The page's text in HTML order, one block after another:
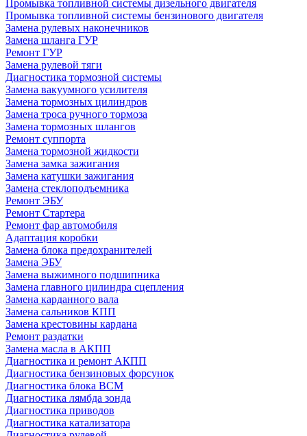
Промывка топливной системы дизельного двигателя
Промывка топливной системы бензинового двигателя
Замена рулевых наконечников
Замена шланга ГУР
Ремонт ГУР
Замена рулевой тяги
Диагностика тормозной системы
Замена вакуумного усилителя
Замена тормозных цилиндров
Замена троса ручного тормоза
Замена тормозных шлангов
Ремонт суппорта
Замена тормозной жидкости
Замена замка зажигания
Замена катушки зажигания
Замена стеклоподъемника
Ремонт ЭБУ
Ремонт Стартера
Ремонт фар автомобиля
Адаптация коробки
Замена блока предохранителей
Замена ЭБУ
Замена выжимного подшипника
Замена главного цилиндра сцепления
Замена карданного вала
Замена сальников КПП
Замена крестовины кардана
Ремонт раздатки
Замена масла в АКПП
Диагностика и ремонт АКПП
Диагностика бензиновых форсунок
Диагностика блока BCM
Диагностика лямбда зонда
Диагностика приводов
Диагностика катализатора